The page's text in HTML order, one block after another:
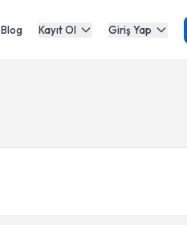
Blog Kayıt Ol Giriş Yap